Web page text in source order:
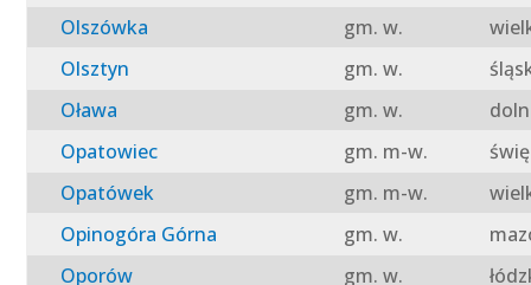
Olszówka
gm. w.
Olsztyn
gm. w.
Oława
gm. w.
Opatowiec
gm. m-w.
Opatówek
gm. m-w.
Opinogóra Górna
gm. w.
Oporów
gm. w.